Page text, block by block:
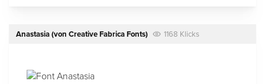
Anastasia(von Creative Fabrica Fonts) 1168 Klicks